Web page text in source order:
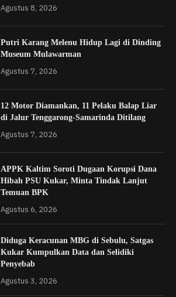
Agustus 8, 2026
Putri Karang Melenu Hidup Lagi di Dinding
Museum Mulawarman
Agustus 7, 2026
12 Motor Diamankan, 11 Pelaku Balap Liar
di Jalur Tenggarong-Samarinda Ditilang
Agustus 7, 2026
APPK Kaltim Soroti Dugaan Korupsi Dana
Hibah PSU Kukar, Minta Tindak Lanjut
Temuan BPK
Agustus 6, 2026
Diduga Keracunan MBG di Sebulu, Satgas
Kukar Kumpulkan Data dan Selidiki
Penyebab
Agustus 3, 2026